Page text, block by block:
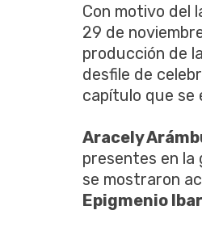
Con motivo del
29 de
producción de
desfile de
capítulo que se
Aracely
presentes en la
se mostraron
Epigmenio